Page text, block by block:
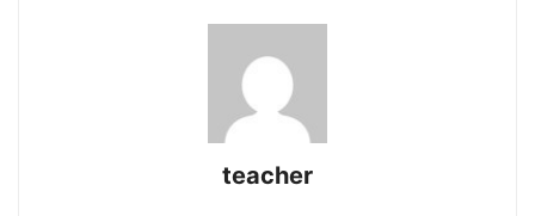
teacher